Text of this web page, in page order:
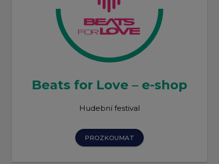
Beats for Love – e-shop
Hudební festival
PROZKOUMAT